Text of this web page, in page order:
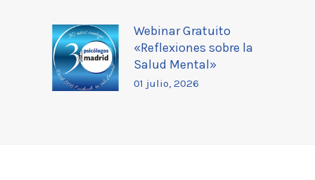
Webinar Gratuito
«Reflexiones sobre la
Salud Mental»
01 julio, 2026